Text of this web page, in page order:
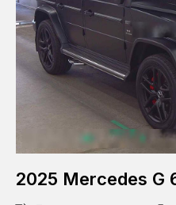
2025 Mercedes G